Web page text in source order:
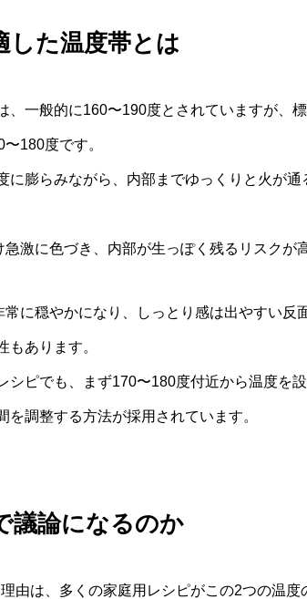
した温度帯とは
、一般的に160〜190度とされていますが、
180度です。
に膨らみながら、内部までゆっくりと火が
激に色づき、内部が生っぽく残るリスクが
に穏やかになり、しっとり感は出やすい反
もあります。
シピでも、まず170〜180度付近から温度を
調整する方法が採用されています。
議論になるのか
由は、多くの家庭用レシピがこの2つの温度